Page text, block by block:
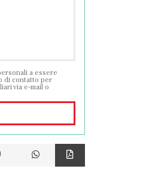
a essere
di contatto per
via e-mail o